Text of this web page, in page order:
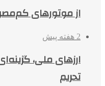
از موتورهای
2 هفته پیش
ارزهای ملی،
تحریم